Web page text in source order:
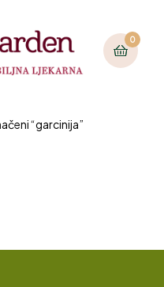
0
“garcinija”